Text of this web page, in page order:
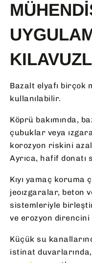
Bazalt elyafı birçok
kullanılabilir.
Köprü bakımında,
çubuklar veya
korozyon riskini
Ayrıca, hafif
Kıyı yamaç koruma
jeoızgaralar, beton
sistemleriyle
ve erozyon direncini
Küçük su
istinat duvarlarında,